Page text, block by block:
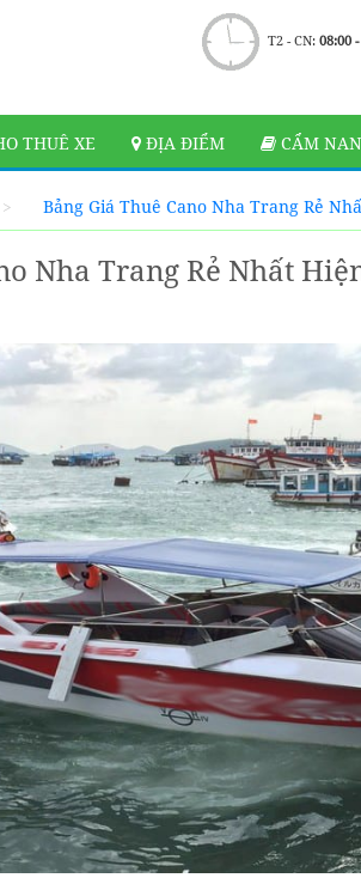
T2 - CN: 08:00
THUÊ XE ĐỊA ĐIỂM CẨM
Bảng Giá Thuê Cano Nha Trang Rẻ
Nha Trang Rẻ Nhất